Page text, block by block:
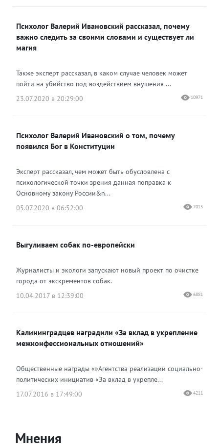
Психолог Валерий Ивановский рассказал, почему
важно следить за своими словами и существует ли
магия
Также эксперт рассказал, в каком случае человек может
пойти на убийство под воздействием внушения ...
23.07.2020 в 20:29:00
10971
Психолог Валерий Ивановский о том, почему
появился Бог в Конституции
Эксперт рассказал, чем может быть обусловлена с
психологической точки зрения данная поправка к
Основному закону России&n...
05.07.2020 в 06:52:00
7015
Выгуливаем собак по-европейски
Журналисты и экологи запускают новый проект по очистке
города от экскрементов собак.
10.04.2017 в 12:39:00
6881
Калининградцев наградили «За вклад в укрепление
межконфессиональных отношений»
Общественные награды «»Агентства реализации социально-
политических инициатив «За вклад в укрепле...
17.07.2016 в 17:49:00
4211
Мнения